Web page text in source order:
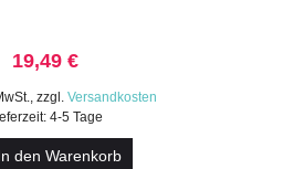
19,49 €
, zzgl. Versandkosten
4-5 Tage
den Warenkorb